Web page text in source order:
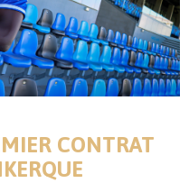
CONTRAT